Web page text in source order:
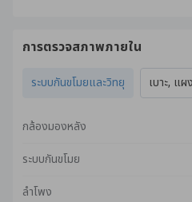
การตรวจสภาพภายใน
ระบบกันขโมยและวิทยุ เบาะ, แ
กล้องมองหลัง
ระบบกันขโมย
ลำโพง